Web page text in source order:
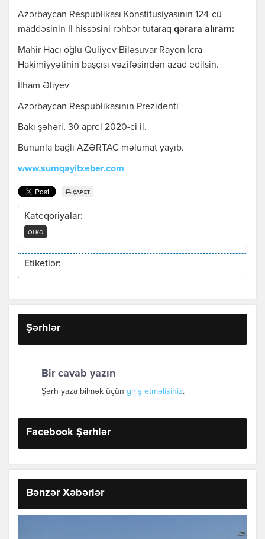
Azərbaycan Respublikası Konstitusiyasının 124-cü
maddəsinin II hissəsini rəhbər tutaraq qərara alıram:
Mahir Hacı oğlu Quliyev Biləsuvar Rayon İcra
Hakimiyyətinin başçısı vəzifəsindən azad edilsin.
İlham Əliyev
Azərbaycan Respublikasının Prezidenti
Bakı şəhəri, 30 aprel 2020-ci il.
Bununla bağlı AZƏRTAC məlumat yayıb.
www.sumqayitxeber.com
ÇAP ET
Kateqoriyalar:
ÖLKƏ
Etiketlər:
Şərhlər
Bir cavab yazın
Şərh yaza bilmək üçün giriş etməlisiniz.
Facebook Şərhlər
Bənzər Xəbərlər